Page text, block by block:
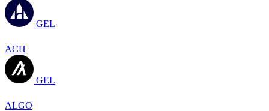
GEL
ACH
GEL
ALGO